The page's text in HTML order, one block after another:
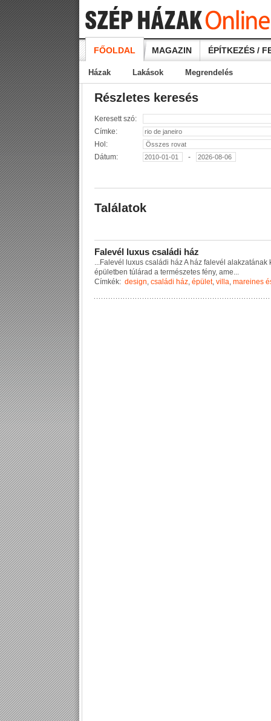
FŐOLDAL MAGAZIN ÉPÍTKEZÉS /
Házak Lakások Megrendelés
Részletes keresés
Keresett szó:
Címke:
Hol:
Dátum:
-
Találatok
Falevél luxus családi ház
...Fa evé uxus csa ádi házA ház fa evé a akzatának
épü etben tú árad a természetes fény, ame...
Címkék: design, családi ház, épület, villa, mareines